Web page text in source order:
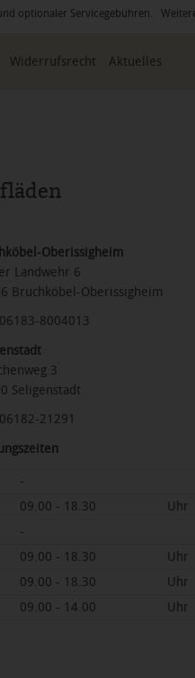
optionaler Servicegebühren.
Widerrufsrecht Aktuelles
Oberissigheim
Landwehr 6
Bruchköbel-Oberissigheim
8004013
3
Seligenstadt
21291
-
09.00 - 18.30
Uhr
-
09.00 - 18.30
Uhr
09.00 - 18.30
Uhr
09.00 - 14.00 Uhr